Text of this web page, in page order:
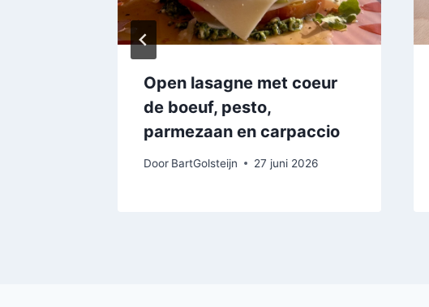
Open lasagne met coeur
de boeuf, pesto,
parmezaan en carpaccio
Door BartGolsteijn 27 juni 2026